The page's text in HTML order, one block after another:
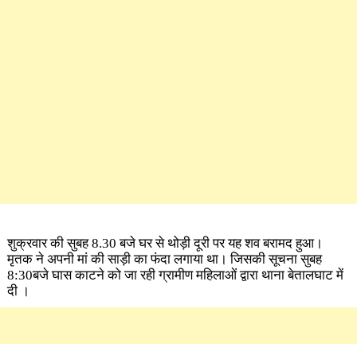
शुक्रवार की सुबह 8.30 बजे घर से थोड़ी दूरी पर यह शव बरामद हुआ।
मृतक ने अपनी मां की साड़ी का फंदा लगाया था। जिसकी सूचना सुबह
8:30बजे घास काटने को जा रही ग्रामीण महिलाओं द्वारा थाना बेतालघाट में
दी ।